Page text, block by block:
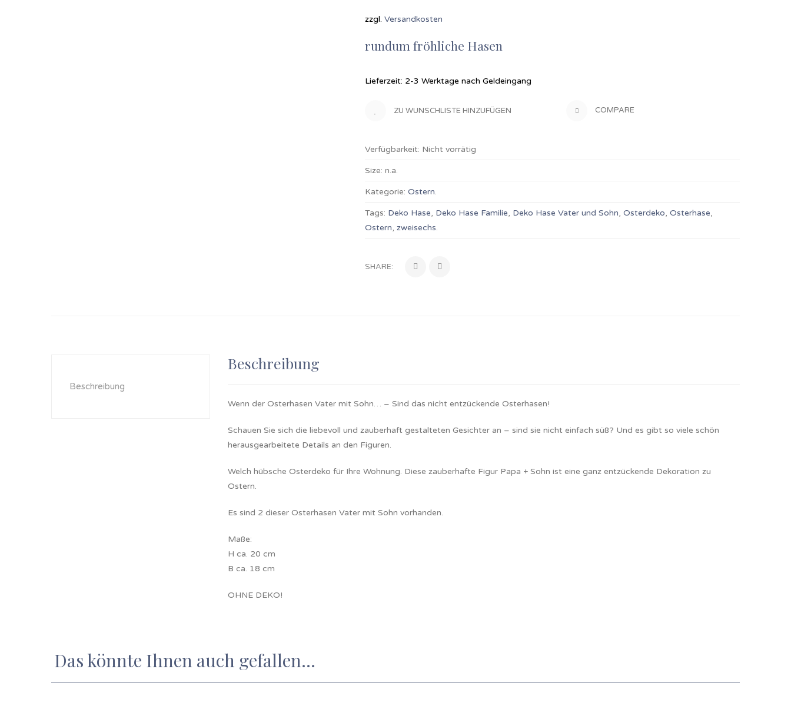
zzgl.Versandkosten
rundum fröhliche Hasen
Lieferzeit: 2-3 Werktage nach Geldeingang
ZU WUNSCHLISTE HINZUFÜGEN COMPARE
Verfügbarkeit: Nicht vorrätig
Size: n.a.
Kategorie: Ostern.
Tags: Deko Hase, Deko Hase Familie, Deko Hase Vater und Sohn,Osterdeko,Osterhase,
Ostern,zweisechs.
SHARE:
Beschreibung
Beschreibung
Wenn der Osterhasen Vater mit Sohn… – Sind das nicht entzückende Osterhasen!
Schauen Sie sich die liebevoll und zauberhaft gestalteten Gesichter an – sind sie nicht einfach süß? Und es gibt so viele schön
herausgearbeitete Details an den Figuren.
Welch hübsche Osterdeko für Ihre Wohnung. Diese zauberhafte Figur Papa + Sohn ist eine ganz entzückende Dekoration zu
Ostern.
Es sind 2 dieser Osterhasen Vater mit Sohn vorhanden.
Maße:
H ca. 20 cm
B ca. 18 cm
OHNE DEKO!
Das könnte Ihnen auch gefallen…